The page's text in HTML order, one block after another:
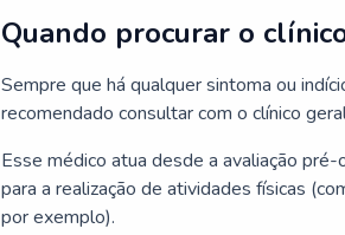
Quando procurar o
Sempre que há qualquer sintoma ou
recomendado consultar com o clínico
Esse médico atua desde a avaliação
para a realização de atividades físicas
por exemplo).